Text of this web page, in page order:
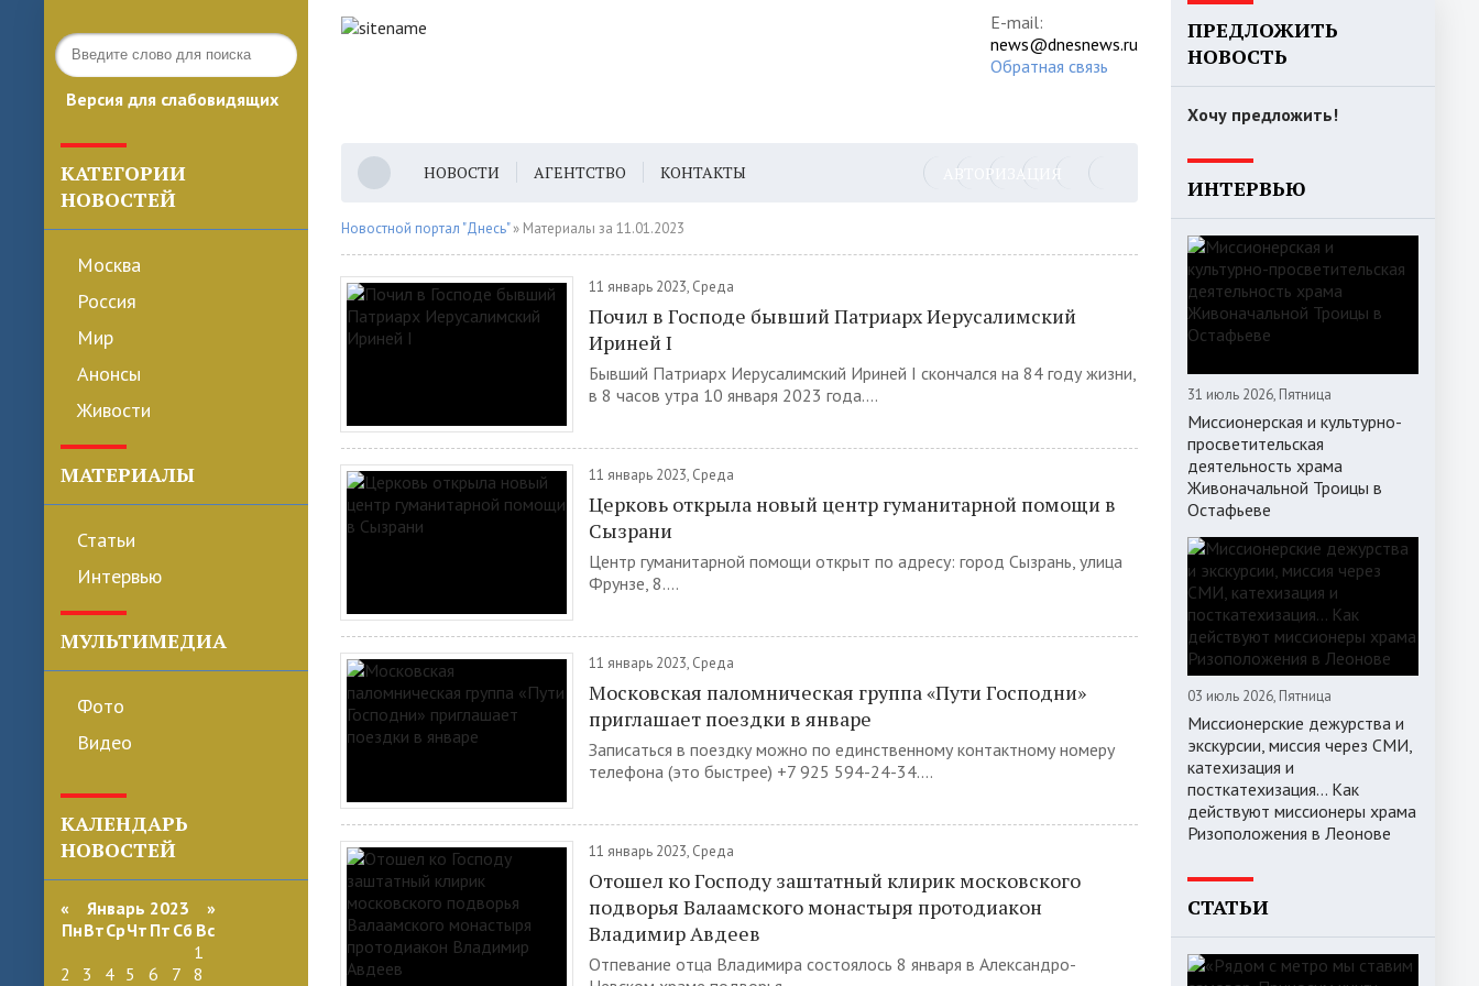
Версия для слабовидящих
E-mail:
news@dnesnews.ru
Обратная связь
КАТЕГОРИИ
НОВОСТЕЙ
Москва
Россия
Мир
Анонсы
Живости
МАТЕРИАЛЫ
Статьи
Интервью
МУЛЬТИМЕДИА
Фото
Видео
КАЛЕНДАРЬ
НОВОСТЕЙ
« Январь 2023 »
ПнВтСрЧт Пт Сб Вс
1
2
3 4 5 6 7 8
НОВОСТИ АГЕНТСТВО КОНТАКТЫ АВТОРИЗАЦИЯ
Новостной портал "Днесь"» Материалы за 11.01.2023
11 январь 2023, Среда
Почил в Господе бывший Патриарх Иерусалимский
Ириней I
Бывший Патриарх Иерусалимский Ириней I скончался на 84 году жизни,
в 8 часов утра 10 января 2023 года....
11 январь 2023, Среда
Церковь открыла новый центр гуманитарной помощи в
Сызрани
Центр гуманитарной помощи открыт по адресу: город Сызрань, улица
Фрунзе, 8....
11 январь 2023, Среда
Московская паломническая группа «Пути Господни»
приглашает поездки в январе
Записаться в поездку можно по единственному контактному номеру
телефона (это быстрее) +7 925 594-24-34....
11 январь 2023, Среда
Отошел ко Господу заштатный клирик московского
подворья Валаамского монастыря протодиакон
Владимир Авдеев
Отпевание отца Владимира состоялось 8 января в Александро-
ПРЕДЛОЖИТЬ
НОВОСТЬ
Хочу предложить!
ИНТЕРВЬЮ
31 июль 2026, Пятница
Миссионерская и культурно-
просветительская
деятельность храма
Живоначальной Троицы в
Остафьеве
03 июль 2026, Пятница
Миссионерские дежурства и
экскурсии, миссия через СМИ,
катехизация и
посткатехизация… Как
действуют миссионеры храма
Ризоположения в Леонове
СТАТЬИ